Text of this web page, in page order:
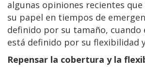
algunas opiniones recientes
su papel en tiempos de
definido por su tamaño, cuando
está definido por su flexibilidad
Repensar la cobertura y la